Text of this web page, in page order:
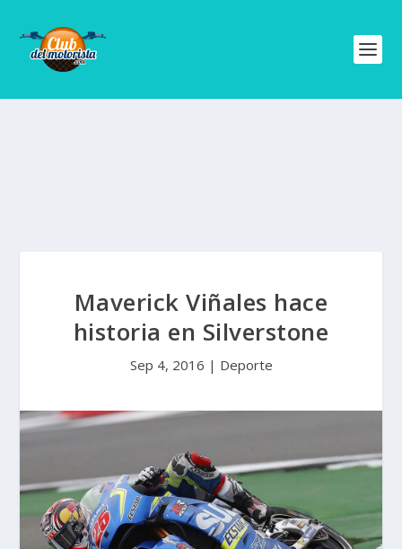
Maverick Viñales hace
historia en Silverstone
Sep 4, 2016 | Deporte